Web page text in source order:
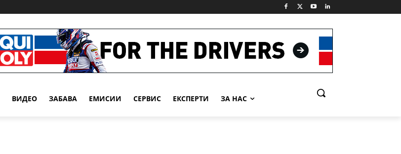
ВИДЕО ЗАБАВА EМИСИИ СЕРВИС ЕКСПЕРТИ ЗА НАС